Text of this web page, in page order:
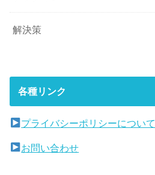
解決策
各種リンク
プライバシーポリシーについて
お問い合わせ